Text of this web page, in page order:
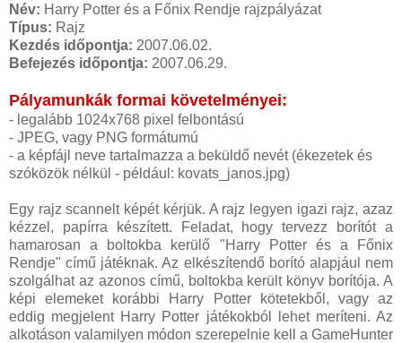
Név: Harry Potter és a Főnix Rendje rajzpályázat
Típus: Rajz
Kezdés időpontja: 2007.06.02.
Befejezés időpontja: 2007.06.29.
Pályamunkák formai követelményei:
- legalább 1024x768 pixel felbontású
- JPEG, vagy PNG formátumú
- a képfájl neve tartalmazza a beküldő nevét (ékezetek és
szóközök nélkül - például: kovats_janos.jpg)
Egy rajz scannelt képét kérjük. A rajz legyen igazi rajz, azaz
kézzel, papírra készített. Feladat, hogy tervezz borítót a
hamarosan a boltokba kerülő "Harry Potter és a Főnix
Rendje" című játéknak. Az elkészítendő borító alapjául nem
szolgálhat az azonos című, boltokba került könyv borítója. A
képi elemeket korábbi Harry Potter kötetekből, vagy az
eddig megjelent Harry Potter játékokból lehet meríteni. Az
alkotáson valamilyen módon szerepelnie kell a GameHunter